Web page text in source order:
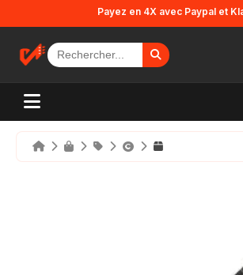
Payez en 4X avec Paypal et
Panneau de gestion des cookies